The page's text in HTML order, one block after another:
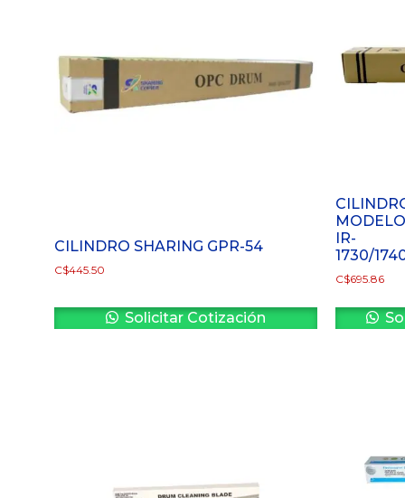
CILINDRO SHARING GPR-54
C$445.50
Solicitar Cotización
IR-
1730/
C$695.86